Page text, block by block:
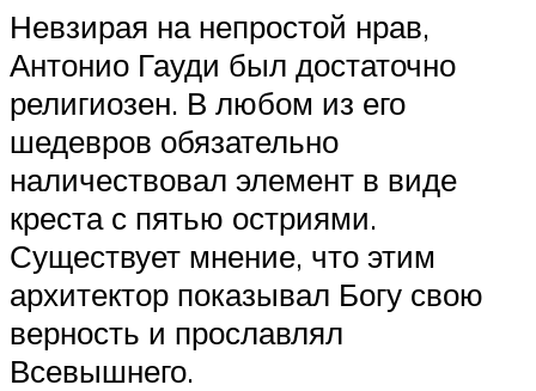
Невзирая на непростой нрав,
Антонио Гауди был достаточно
религиозен. В любом из его
шедевров обязательно
наличествовал элемент в виде
креста с пятью остриями.
Существует мнение, что этим
архитектор показывал Богу свою
верность и прославлял
Всевышнего.